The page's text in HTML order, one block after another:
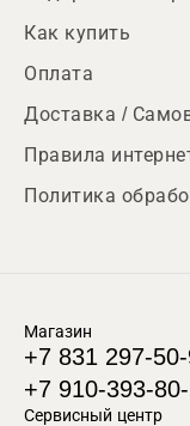
Как купить
Оплата
Доставка /
Правила
Политика
Магазин
+7 831 297-
+7 910-393-
Сервисный центр